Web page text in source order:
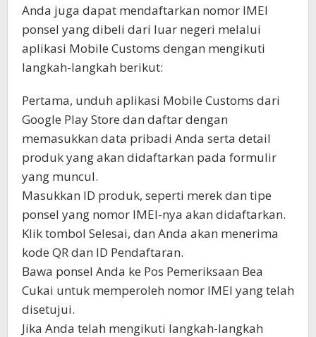
Anda juga dapat mendaftarkan nomor IMEI
ponsel yang dibeli dari luar negeri melalui
aplikasi Mobile Customs dengan mengikuti
langkah-langkah berikut:
Pertama, unduh aplikasi Mobile Customs dari
Google Play Store dan daftar dengan
memasukkan data pribadi Anda serta detail
produk yang akan didaftarkan pada formulir
yang muncul.
Masukkan ID produk, seperti merek dan tipe
ponsel yang nomor IMEI-nya akan didaftarkan.
Klik tombol Selesai, dan Anda akan menerima
kode QR dan ID Pendaftaran.
Bawa ponsel Anda ke Pos Pemeriksaan Bea
Cukai untuk memperoleh nomor IMEI yang telah
disetujui.
Jika Anda telah mengikuti langkah-langkah